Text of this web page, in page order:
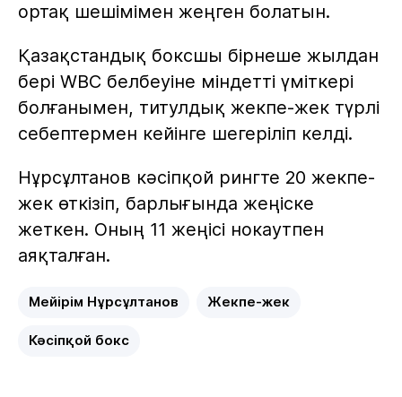
ортақ шешімімен жеңген болатын.
Қазақстандық боксшы бірнеше жылдан
бері WBC белбеуіне міндетті үміткері
болғанымен, титулдық жекпе-жек түрлі
себептермен кейінге шегеріліп келді.
Нұрсұлтанов кәсіпқой рингте 20 жекпе-
жек өткізіп, барлығында жеңіске
жеткен. Оның 11 жеңісі нокаутпен
аяқталған.
Мейірім Нұрсұлтанов Жекпе-жек
Кәсіпқой бокс